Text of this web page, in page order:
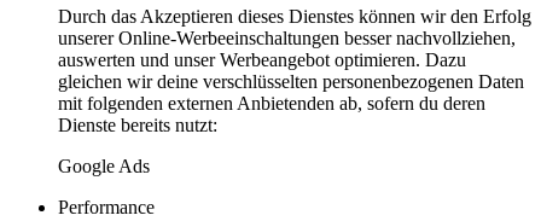
Durch das Akzeptieren dieses Dienstes können wir den Erfolg
unserer Online-Werbeeinschaltungen besser nachvollziehen,
auswerten und unser Werbeangebot optimieren. Dazu
gleichen wir deine verschlüsselten personenbezogenen Daten
mit folgenden externen Anbietenden ab, sofern du deren
Dienste bereits nutzt:
Google Ads
Performance